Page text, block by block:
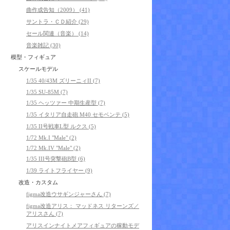
曲作成告知（2009） (41)
サントラ・ＣＤ紹介 (29)
セール関連（音楽） (14)
音楽雑記 (30)
模型・フィギュア
スケールモデル
1/35 40/43M ズリーニィII (7)
1/35 SU-85M (7)
1/35 ヘッツァー 中期生産型 (7)
1/35 イタリア自走砲 M40 セモベンテ (5)
1/35 II号戦車L型 ルクス (5)
1/72 Mk.I "Male" (2)
1/72 Mk.IV "Male" (2)
1/35 III号突撃砲B型 (6)
1/39 ライトフライヤー (9)
改造・カスタム
figma改造ウサギンジャーさん (7)
figma改造アリス： マッドネス リターンズ／
アリスさん (7)
アリスインナイトメアフィギュアの稼動モデ